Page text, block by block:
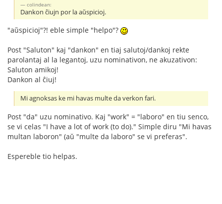
colindean:
Dankon ĉiujn por la aŭspicioj.
"aŭspicioj"?! eble simple "helpo"?
Post "Saluton" kaj "dankon" en tiaj salutoj/dankoj rekte
parolantaj al la legantoj, uzu nominativon, ne akuzativon:
Saluton amikoj!
Dankon al ĉiuj!
Mi agnoksas ke mi havas multe da verkon fari.
Post "da" uzu nominativo. Kaj "work" = "laboro" en tiu senco,
se vi celas "I have a lot of work (to do)." Simple diru "Mi havas
multan laboron" (aŭ "multe da laboro" se vi preferas".
Espereble tio helpas.